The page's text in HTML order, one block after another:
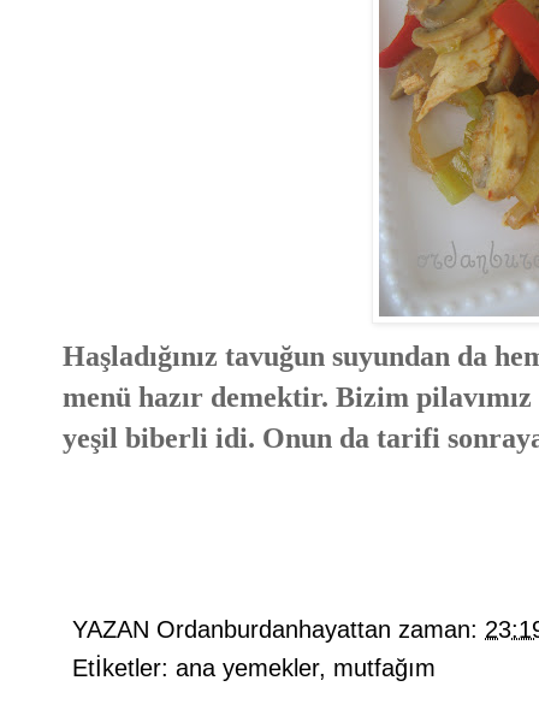
Haşladığınız tavuğun suyundan da
menü hazır demektir. Bizim
yeşil biberli idi. Onun da tarifi
YAZAN Ordanburdanhayattan zaman:
Etİketler: ana yemekler, mutfağım